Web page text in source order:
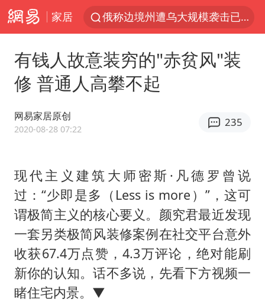
家居
杭州机场已取消航班388架次
美将每月供乌爱国者拦截导弹
10余省份将出现强风雨 局地特大暴雨
世界第1特鲁姆普斯诺克中国赛一轮游
中国第1高楼阻尼器摆动明显
新疆一婚礼线上邀请引热议
《龙餐馆》 冲奖
有钱人故意装穷的"赤贫风"装
修 普通人高攀不起
网易家居原创
2020-08-28 07:22
235
现代主义建筑大师密斯·凡德罗曾说
过：“少即是多（Less is more）”，这可
谓极简主义的核心要义。颜究君最近发现
一套另类极简风装修案例在社交平台意外
收获67.4万点赞，4.3万评论，绝对能刷
新你的认知。话不多说，先看下方视频一
睹住宅内景。▼